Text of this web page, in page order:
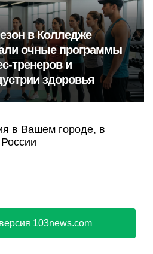
в Колледже
очные программы
тренеров и
здоровья
в Вашем городе, в
103news.com